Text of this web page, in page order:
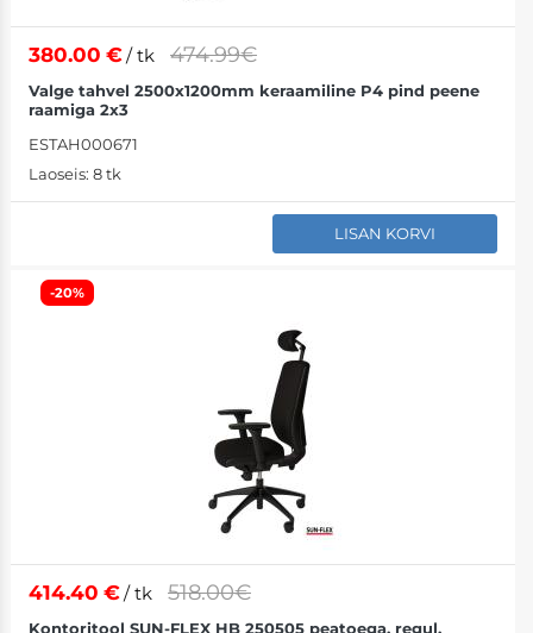
380.00 €/ tk 474.99€
Valge tahvel 2500x1200mm keraamiline P4 pind peene
raamiga 2x3
ESTAH000671
Laoseis: 8 tk
LISAN KORVI
-20%
414.40 €/ tk 518.00€
Kontoritool SUN-FLEX HB 250505 peatoega, regul.